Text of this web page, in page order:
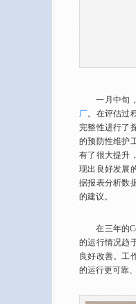
一月中旬，
厂。在评估过
完整性进行了
的预防性维护
有了很大提升
现出良好发展
据报表分析数
的建议。
在三年的
的运行情况趋
良好改善。工
的运行更可靠